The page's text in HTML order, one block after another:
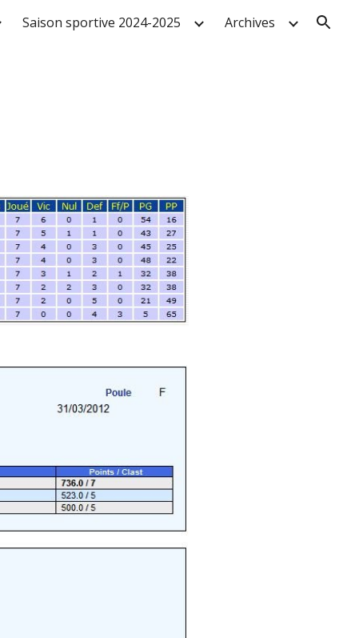
Saison sportive 2024-2025 Archives